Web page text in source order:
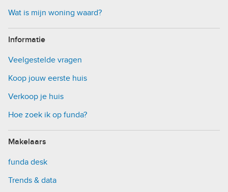
Wat is mijn woning waard?
Informatie
Veelgestelde vragen
Koop jouw eerste huis
Verkoop je huis
Hoe zoek ik op funda?
Makelaars
funda desk
Trends & data